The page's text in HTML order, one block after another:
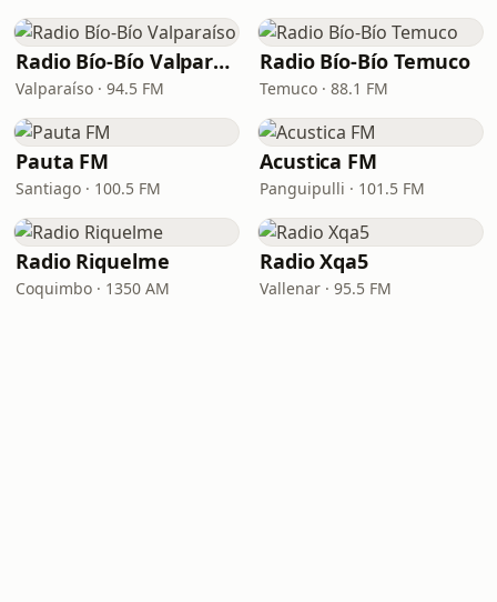
Radio Bío-Bío Valparaíso
Valparaíso · 94.5 FM
Radio Bío-Bío Temuco
Temuco · 88.1 FM
Pauta FM
Santiago · 100.5 FM
Acustica FM
Panguipulli · 101.5 FM
Radio Riquelme
Coquimbo · 1350 AM
Radio Xqa5
Vallenar · 95.5 FM